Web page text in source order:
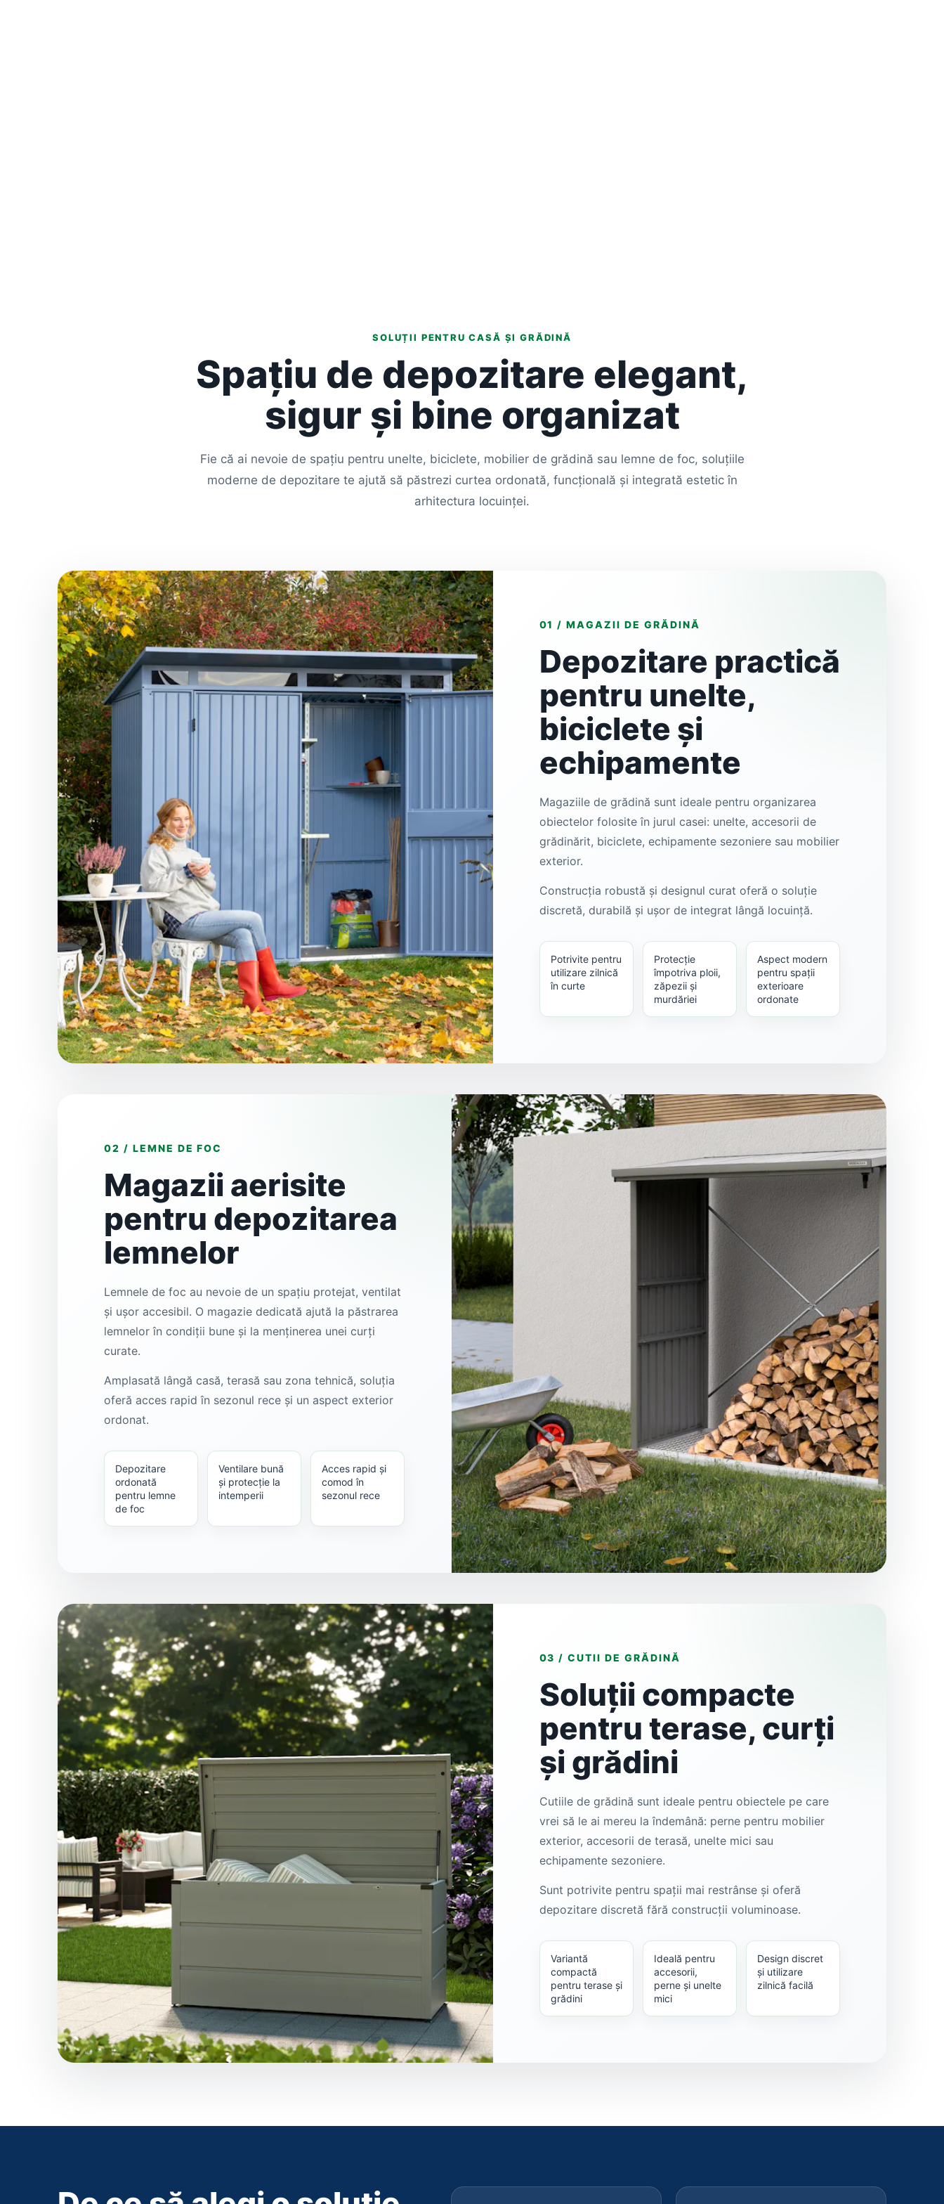
SOLUȚII PENTRU CASĂ ȘI GRĂDINĂ
Spațiu de depozitare elegant,
sigur și bine organizat
Fie că ai nevoie de spațiu pentru unelte, biciclete, mobilier de grădină sau lemne de foc, soluțiile
moderne de depozitare te ajută să păstrezi curtea ordonată, funcțională și integrată estetic în
arhitectura locuinței.
01 / MAGAZII DE GRĂDINĂ
Depozitare practică
pentru unelte,
biciclete și
echipamente
Magaziile de grădină sunt ideale pentru organizarea
obiectelor folosite în jurul casei: unelte, accesorii de
grădinărit, biciclete, echipamente sezoniere sau mobilier
exterior.
Construcția robustă și designul curat oferă o soluție
discretă, durabilă și ușor de integrat lângă locuință.
Potrivite pentru
utilizare zilnică
în curte
Protecție
împotriva ploii,
zăpezii și
murdăriei
Aspect modern
pentru spații
exterioare
ordonate
02 / LEMNE DE FOC
Magazii aerisite
pentru depozitarea
lemnelor
Lemnele de foc au nevoie de un spațiu protejat, ventilat
și ușor accesibil. O magazie dedicată ajută la păstrarea
lemnelor în condiții bune și la menținerea unei curți
curate.
Amplasată lângă casă, terasă sau zona tehnică, soluția
oferă acces rapid în sezonul rece și un aspect exterior
ordonat.
Depozitare
ordonată
pentru lemne
de foc
Ventilare bună
și protecție la
intemperii
Acces rapid și
comod în
sezonul rece
03 / CUTII DE GRĂDINĂ
Soluții compacte
pentru terase, curți
și grădini
Cutiile de grădină sunt ideale pentru obiectele pe care
vrei să le ai mereu la îndemână: perne pentru mobilier
exterior, accesorii de terasă, unelte mici sau
echipamente sezoniere.
Sunt potrivite pentru spații mai restrânse și oferă
depozitare discretă fără construcții voluminoase.
Variantă
compactă
pentru terase și
grădini
Ideală pentru
accesorii,
perne și unelte
mici
Design discret
și utilizare
zilnică facilă